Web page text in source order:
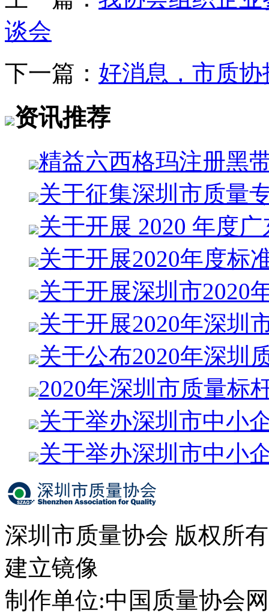
谈会
下一篇： 好消息，市质
资讯推荐
精益六西格玛注册黑
关于征集深圳市质量
关于开展 2020 年度
关于开展2020年度标
关于开展深圳市2020
关于开展2020年深圳
关于公布2020年深圳
2020年深圳市质量标
关于举办深圳市中小
关于举办深圳市中小
深圳市质量协会 版权所
建立镜像
制作单位:中国质量协会